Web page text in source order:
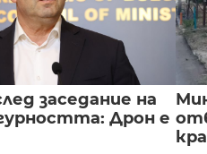
заседание на
Дрон е